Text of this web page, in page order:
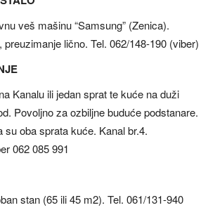
veš mašinu “Samsung” (Zenica).
preuzimanje lično. Tel. 062/148-190 (viber)
Kanalu ili jedan sprat te kuće na duži
Povoljno za ozbiljne buduće podstanare.
su oba sprata kuće. Kanal br.4.
062 085 991
stan (65 ili 45 m2). Tel. 061/131-940